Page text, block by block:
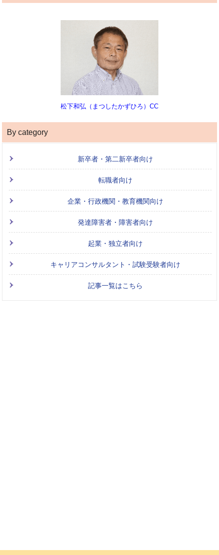
松下和弘（まつしたかずひろ）CC
By category
新卒者・第二新卒者向け
転職者向け
企業・行政機関・教育機関向け
発達障害者・障害者向け
起業・独立者向け
キャリアコンサルタント・試験受験者向け
記事一覧はこちら